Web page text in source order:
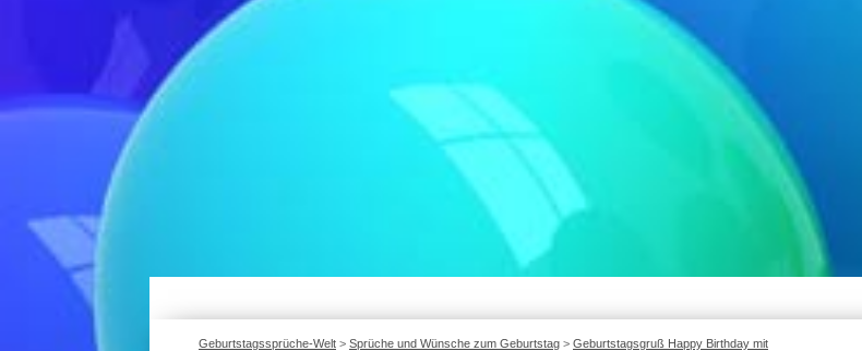
Geburtstagssprüche-Welt > Sprüche und Wünsche zum Geburtstag > Geburtstagsgruß Happy Birthday mit